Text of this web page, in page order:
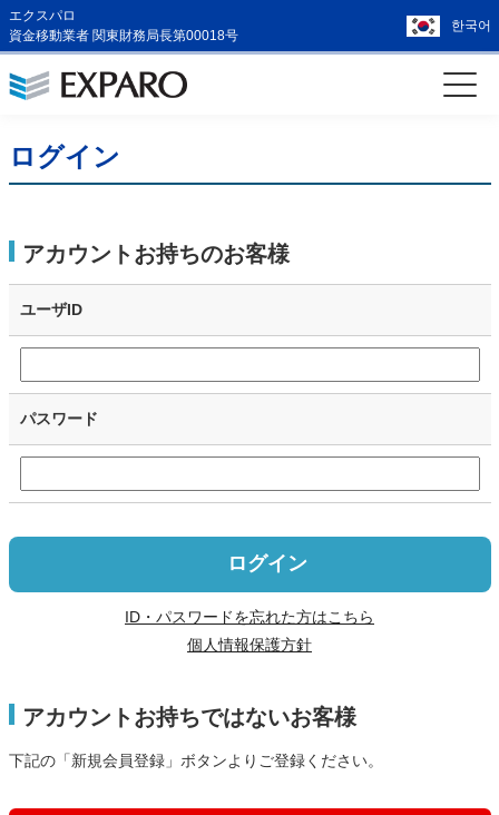
エクスパロ
資金移動業者 関東財務局長第00018号
한국어
ログイン
アカウントお持ちのお客様
ユーザID
パスワード
ログイン
ID・パスワードを忘れた方はこちら
個人情報保護方針
アカウントお持ちではないお客様
下記の「新規会員登録」ボタンよりご登録ください。